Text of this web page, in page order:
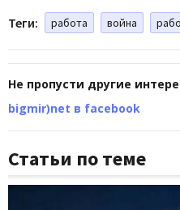
Теги: работа война
Не пропусти другие
bigmir)net в facebook
Статьи по теме